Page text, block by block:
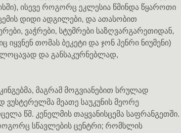
ისევე როგორც ეკლესია წმინდა წყაროთი
დიდი ადგილები, და ათასობით
ვაჭრები, სტუმრები საზღვარგარეთიდან,
თომას ბეკეტი და ჯონ ჰენრი ნიუმენი)
და განსაკურნებლად,
მაგრამ მოგვიანებით სრულად
მეათე საუკუნის მეორე
წმ. კენელმის თაყვანისცემა საფრანგეთში.
სწავლების ცენტრი; რომსლის